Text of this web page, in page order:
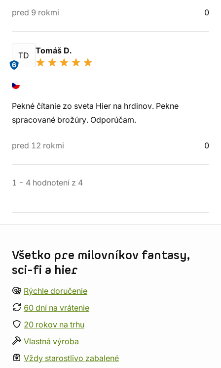
pred 9 rokmi 0
TD
6
Tomáš D.
Pekné čítanie zo sveta Hier na hrdinov. Pekne
spracované brožúry. Odporúčam.
pred 12 rokmi 0
1 - 4 hodnotení z 4
Všetko pre milovníkov fantasy,
sci-fi a hier
Rýchle doručenie
60 dní na vrátenie
20 rokov na trhu
Vlastná výroba
Vždy starostlivo zabalené